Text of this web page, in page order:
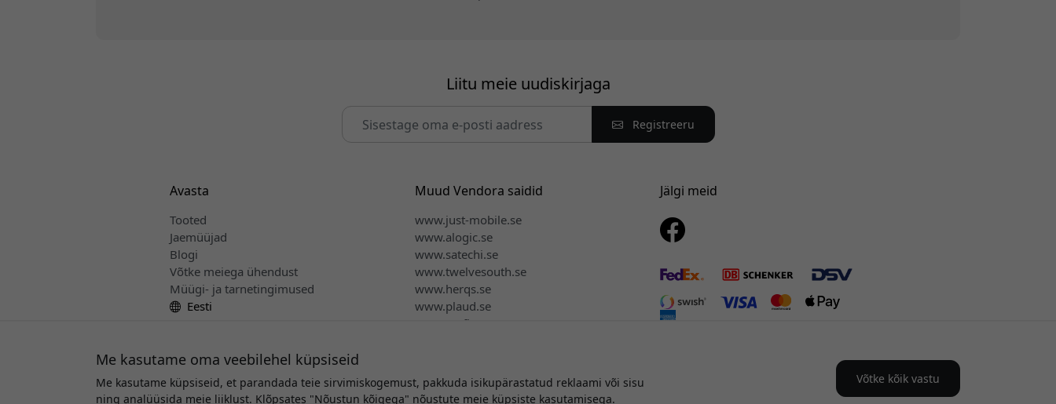
Liitu meie uudiskirjaga
Registreeru
Avasta
Tooted
Jaemüüjad
Blogi
Võtke meiega ühendust
Müügi- ja tarnetingimused
Eesti
Muud Vendora saidid
www.just-mobile.se
www.alogic.se
www.satechi.se
www.twelvesouth.se
www.herqs.se
www.plaud.se
www.myfirst.se
Jälgi meid
Autoriõigus © 2026 Vendora Nordic - Keybudz® ametlik turustaja Eesti-s
Me kasutame oma veebilehel küpsiseid
Me kasutame küpsiseid, et parandada teie sirvimiskogemust, pakkuda isikupärastatud reklaami või sisu
ning analüüsida meie liiklust. Klõpsates "Nõustun kõigega" nõustute meie küpsiste kasutamisega.
Võtke kõik vastu